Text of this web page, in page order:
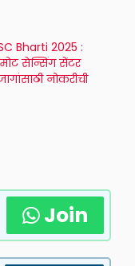
Bharti 2025 :
सेन्सिंग सेंटर
नोकरीची
Join